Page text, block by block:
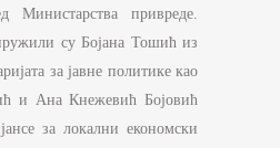
Министарства привреде.
су Бојана Тошић из
за јавне политике као
и Ана Кнежевић Бојовић
за локални економски